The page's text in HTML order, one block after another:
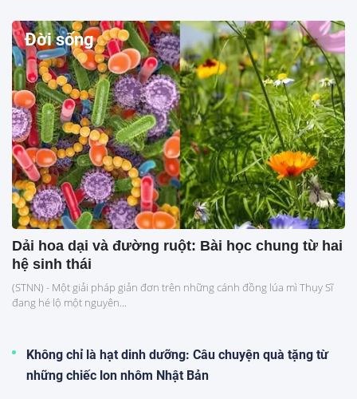
Đời sống
Dải hoa dại và đường ruột: Bài học chung từ hai
hệ sinh thái
(STNN) - Một giải pháp giản đơn trên những cánh đồng lúa mì Thụy Sĩ
đang hé lộ một nguyên...
Không chỉ là hạt dinh dưỡng: Câu chuyện quà tặng từ
những chiếc lon nhôm Nhật Bản